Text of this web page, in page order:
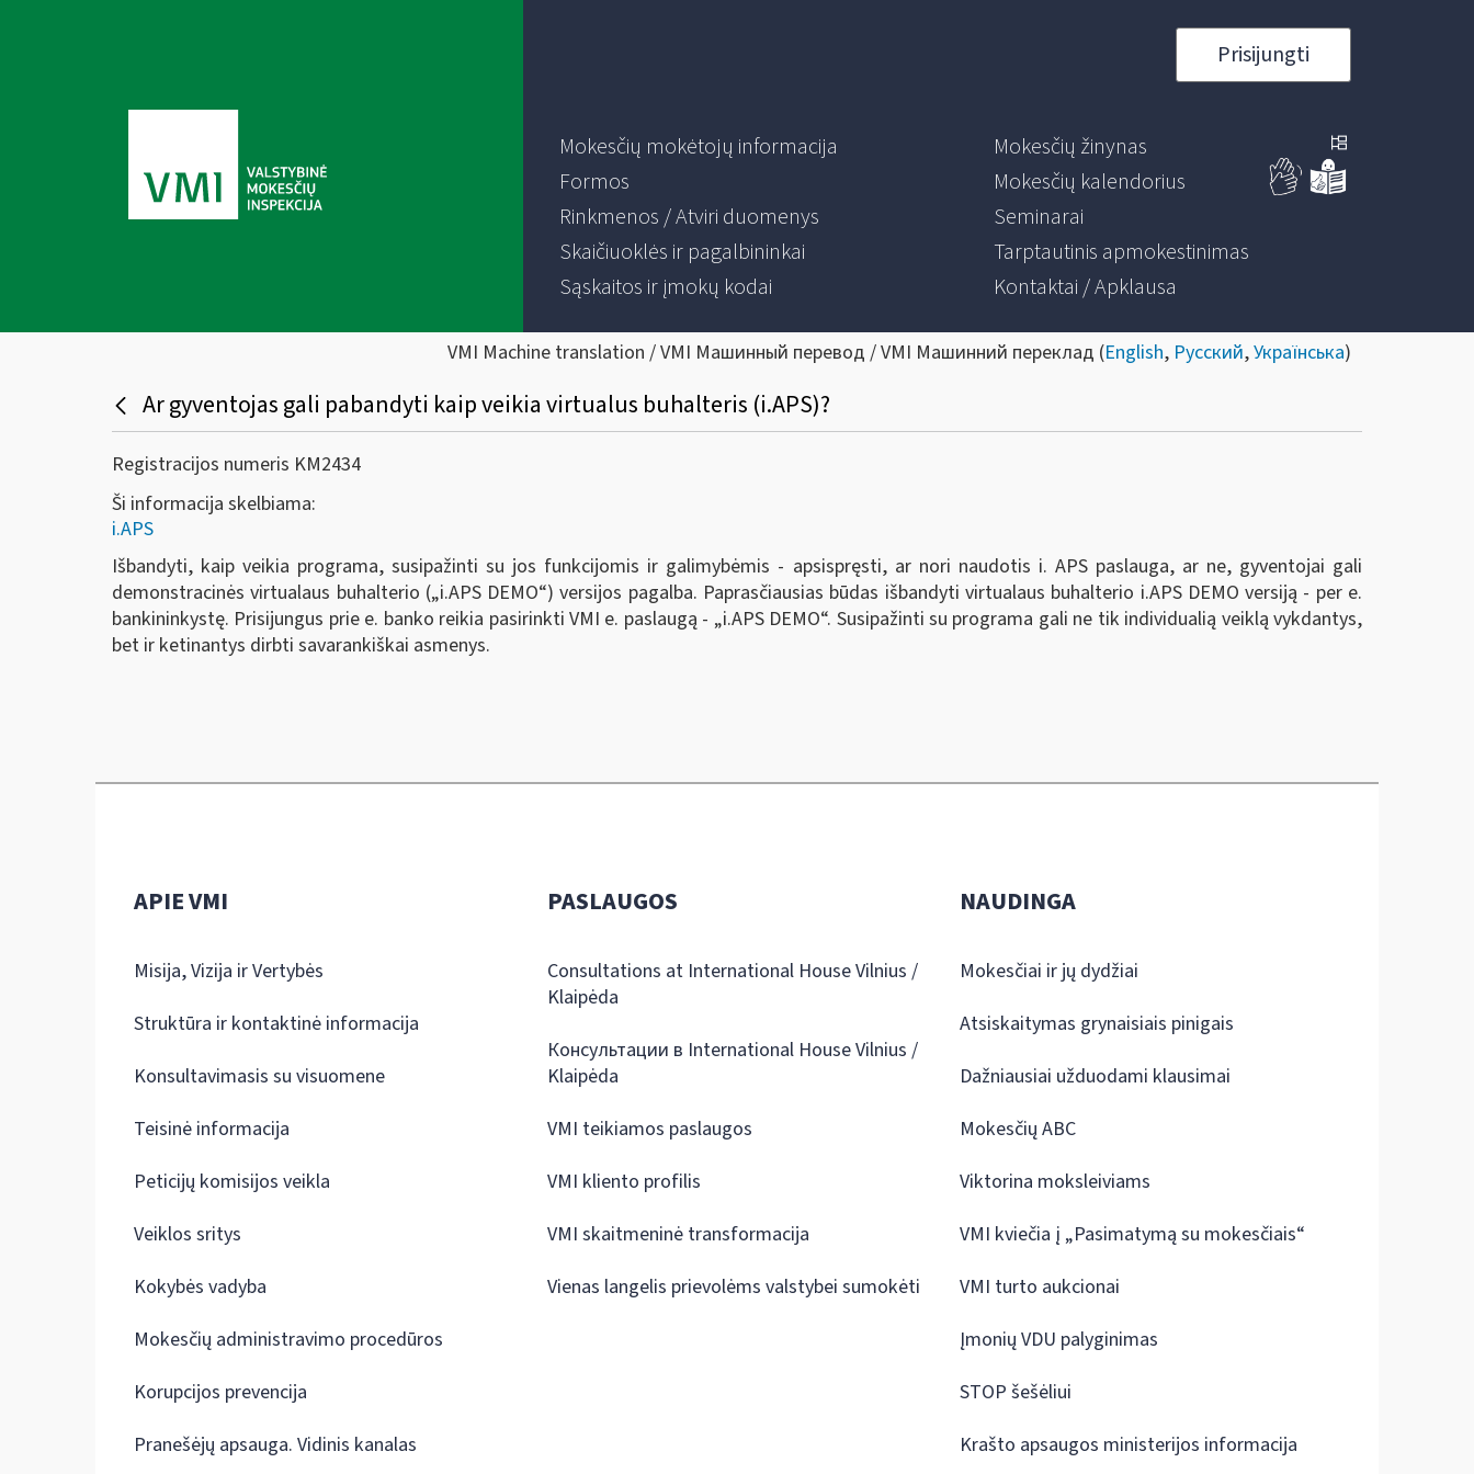
Prisijungti
Mokesčių mokėtojų informacija
Formos
Rinkmenos / Atviri duomenys
Skaičiuoklės ir pagalbininkai
Sąskaitos ir įmokų kodai
Mokesčių žinynas
Mokesčių kalendorius
Seminarai
Tarptautinis apmokestinimas
Kontaktai / Apklausa
VMI Machine translation / VMI Машинный перевод / VMI Машинний переклад (English, Русский,Українська)
Ar gyventojas gali pabandyti kaip veikia virtualus buhalteris (i.APS)?
Registracijos numeris KM2434
Ši informacija skelbiama:
i.APS
Išbandyti, kaip veikia programa, susipažinti su jos funkcijomis ir galimybėmis - apsispręsti, ar nori naudotis i. APS paslauga, ar ne, gyventojai gali
demonstracinės virtualaus buhalterio („i.APS DEMO“) versijos pagalba. Paprasčiausias būdas išbandyti virtualaus buhalterio i.APS DEMO versiją - per e.
bankininkystę. Prisijungus prie e. banko reikia pasirinkti VMI e. paslaugą - „i.APS DEMO“. Susipažinti su programa gali ne tik individualią veiklą vykdantys,
bet ir ketinantys dirbti savarankiškai asmenys.
APIE VMI
Misija, Vizija ir Vertybės
Struktūra ir kontaktinė informacija
Konsultavimasis su visuomene
Teisinė informacija
Peticijų komisijos veikla
Veiklos sritys
Kokybės vadyba
Mokesčių administravimo procedūros
Korupcijos prevencija
Pranešėjų apsauga. Vidinis kanalas
PASLAUGOS
Consultations at International House Vilnius /
Klaipėda
Консультации в International House Vilnius /
Klaipėda
VMI teikiamos paslaugos
VMI kliento profilis
VMI skaitmeninė transformacija
Vienas langelis prievolėms valstybei sumokėti
NAUDINGA
Mokesčiai ir jų dydžiai
Atsiskaitymas grynaisiais pinigais
Dažniausiai užduodami klausimai
Mokesčių ABC
Viktorina moksleiviams
VMI kviečia į „Pasimatymą su mokesčiais“
VMI turto aukcionai
Įmonių VDU palyginimas
STOP šešėliui
Krašto apsaugos ministerijos informacija